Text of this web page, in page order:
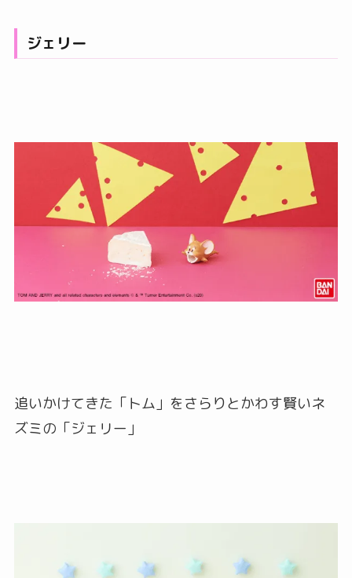
ジェリー
追いかけてきた「トム」をさらりとかわす賢いネ
ズミの「ジェリー」